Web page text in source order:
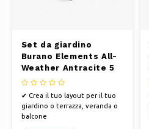
Set da giardino
Burano Elements All-
Weather Antracite 5
pezzi
✔ Crea il tuo layout per il tuo
giardino o terrazza, veranda o
balcone